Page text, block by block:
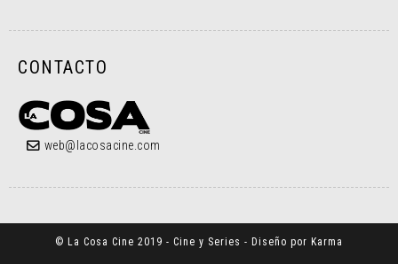
CONTACTO
web@lacosacine.com
© La Cosa Cine 2019 - Cine y Series - Diseño por Karma